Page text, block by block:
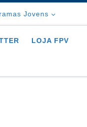
Jovens
LOJA FPV